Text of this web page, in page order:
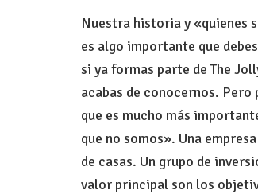
Nuestra historia y «quienes
es algo importante que
si ya formas parte de The
acabas de conocernos.
que es mucho más
que no somos». Una
de casas. Un grupo de
valor principal son los